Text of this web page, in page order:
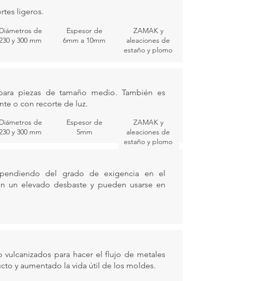
ligeros.
piezas de tamaño medio. También es
o con recorte de luz.
del grado de exigencia en el
un elevado desbaste y pueden usarse en
para hacer el flujo de metales
y aumentado la vida útil de los moldes.
Diámetros de
y 300 mm
Espesor de
6mm a 10mm
ZAMAK y
aleaciones de
estaño y plomo
Diámetros de
y 300 mm
Espesor de
5mm
ZAMAK y
aleaciones de
estaño y plomo